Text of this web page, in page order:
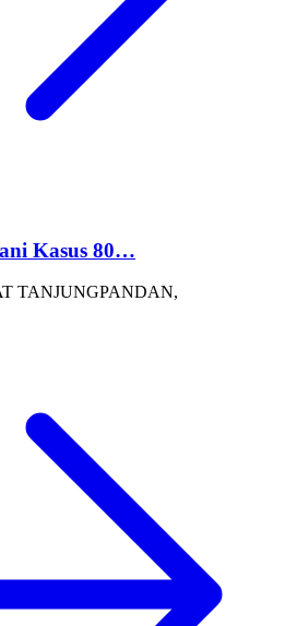
Kasus 80…
TANJUNGPANDAN,